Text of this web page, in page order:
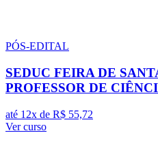
PÓS-EDITAL
SEDUC FEIRA DE
PROFESSOR DE
até 12x de R$ 55,72
Ver curso